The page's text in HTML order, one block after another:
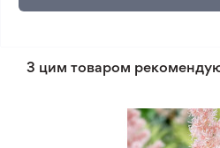
З цим товаром